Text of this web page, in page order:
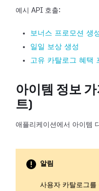
예시 API 호출:
보너스 프로모션 생
일일 보상 생성
고유 카탈로그 혜택
아이템 정보
트)
애플리케이션에서 아이템
알림
사용자 카탈로그를